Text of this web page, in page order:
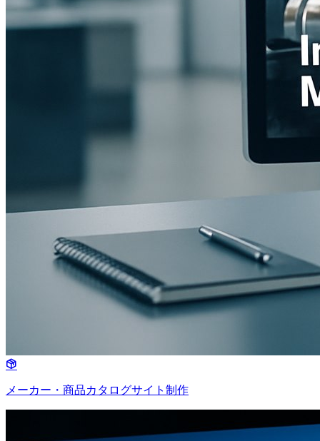
メーカー・商品カタログサイト制作